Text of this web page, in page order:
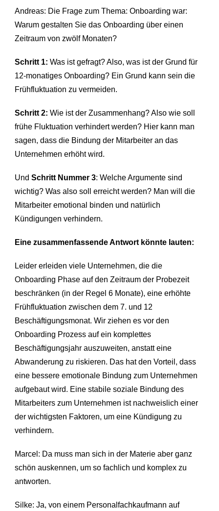
Andreas: Die Frage zum Thema: Onboarding war:
Warum gestalten Sie das Onboarding über einen
Zeitraum von zwölf Monaten?
Schritt 1: Was ist gefragt? Also, was ist der Grund für
12-monatiges Onboarding? Ein Grund kann sein die
Frühfluktuation zu vermeiden.
Schritt 2: Wie ist der Zusammenhang? Also wie soll
frühe Fluktuation verhindert werden? Hier kann man
sagen, dass die Bindung der Mitarbeiter an das
Unternehmen erhöht wird.
Und Schritt Nummer 3: Welche Argumente sind
wichtig? Was also soll erreicht werden? Man will die
Mitarbeiter emotional binden und natürlich
Kündigungen verhindern.
Eine zusammenfassende Antwort könnte lauten:
Leider erleiden viele Unternehmen, die die
Onboarding Phase auf den Zeitraum der Probezeit
beschränken (in der Regel 6 Monate), eine erhöhte
Frühfluktuation zwischen dem 7. und 12
Beschäftigungsmonat. Wir ziehen es vor den
Onboarding Prozess auf ein komplettes
Beschäftigungsjahr auszuweiten, anstatt eine
Abwanderung zu riskieren. Das hat den Vorteil, dass
eine bessere emotionale Bindung zum Unternehmen
aufgebaut wird. Eine stabile soziale Bindung des
Mitarbeiters zum Unternehmen ist nachweislich einer
der wichtigsten Faktoren, um eine Kündigung zu
verhindern.
Marcel: Da muss man sich in der Materie aber ganz
schön auskennen, um so fachlich und komplex zu
antworten.
Silke: Ja, von einem Personalfachkaufmann auf